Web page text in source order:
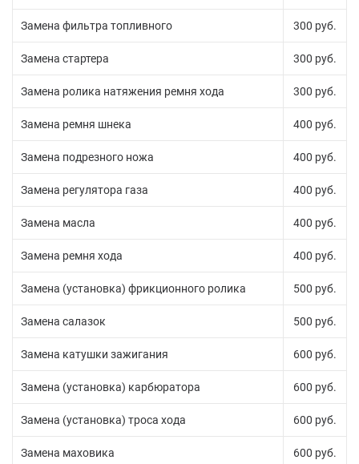
Замена фильтра топливного 300 руб.
Замена стартера 300 руб.
Замена ролика натяжения ремня хода 300 руб.
Замена ремня шнека 400 руб.
Замена подрезного ножа 400 руб.
Замена регулятора газа 400 руб.
Замена масла 400 руб.
Замена ремня хода 400 руб.
Замена (установка) фрикционного ролика 500 руб.
Замена салазок 500 руб.
Замена катушки зажигания 600 руб.
Замена (установка) карбюратора 600 руб.
Замена (установка) троса хода 600 руб.
Замена маховика 600 руб.